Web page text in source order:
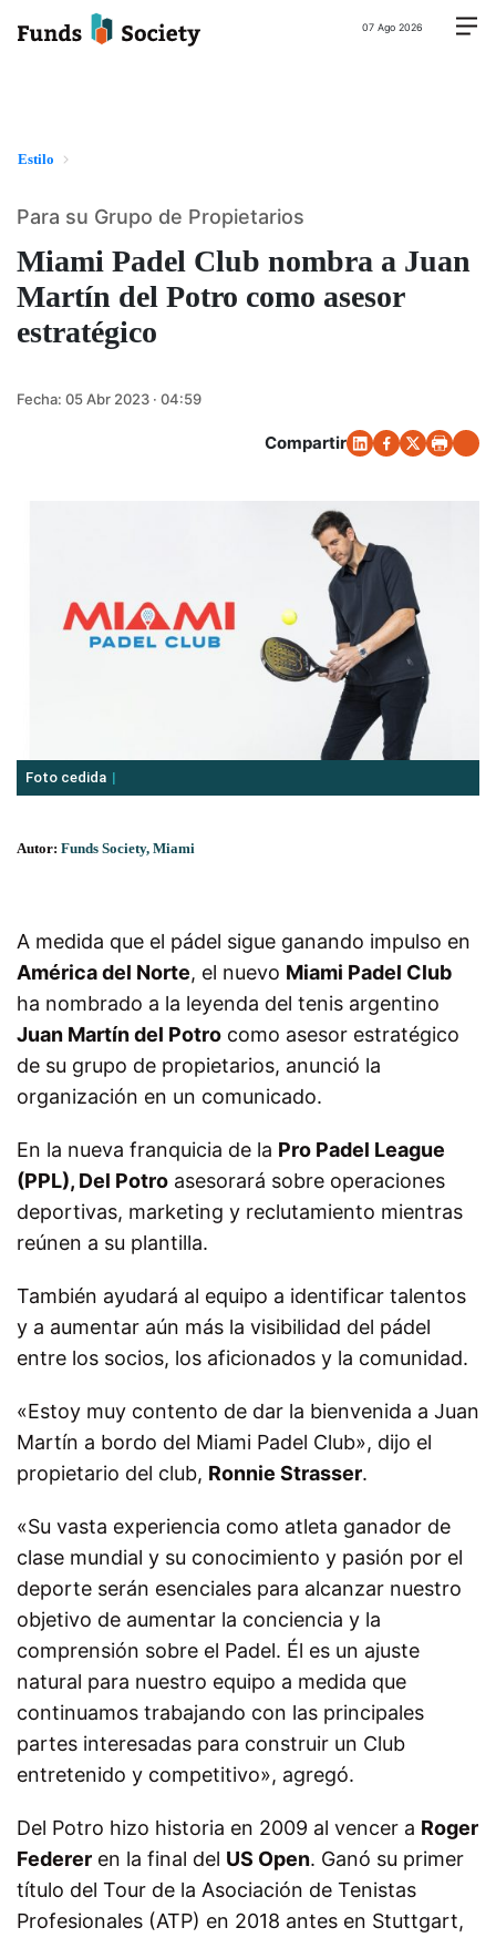
07 Ago 2026
Estilo
Miami Padel Club nombra a Juan
Martín del Potro como asesor
estratégico
Para su Grupo de Propietarios
Fecha: 05 Abr 2023 · 04:59
Compartir
Foto cedida
Autor: Funds Society, Miami
A medida que el pádel sigue ganando impulso en
América del Norte, el nuevo Miami Padel Club
ha nombrado a la leyenda del tenis argentino
Juan Martín del Potro como asesor estratégico
de su grupo de propietarios, anunció la
organización en un comunicado.
En la nueva franquicia de la Pro Padel League
(PPL), Del Potro asesorará sobre operaciones
deportivas, marketing y reclutamiento mientras
reúnen a su plantilla.
También ayudará al equipo a identificar talentos
y a aumentar aún más la visibilidad del pádel
entre los socios, los aficionados y la comunidad.
«Estoy muy contento de dar la bienvenida a Juan
Martín a bordo del Miami Padel Club», dijo el
propietario del club, Ronnie Strasser.
«Su vasta experiencia como atleta ganador de
clase mundial y su conocimiento y pasión por el
deporte serán esenciales para alcanzar nuestro
objetivo de aumentar la conciencia y la
comprensión sobre el Padel. Él es un ajuste
natural para nuestro equipo a medida que
continuamos trabajando con las principales
partes interesadas para construir un Club
entretenido y competitivo», agregó.
Del Potro hizo historia en 2009 al vencer a Roger
Federer en la final del US Open. Ganó su primer
título del Tour de la Asociación de Tenistas
Profesionales (ATP) en 2018 antes en Stuttgart,